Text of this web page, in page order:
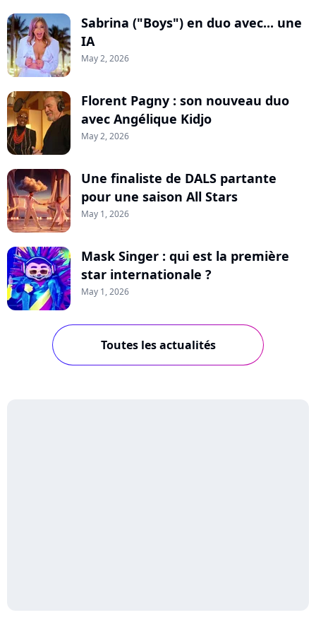
Sabrina ("Boys") en duo avec... une
IA
May 2, 2026
Florent Pagny : son nouveau duo
avec Angélique Kidjo
May 2, 2026
Une finaliste de DALS partante
pour une saison All Stars
May 1, 2026
Mask Singer : qui est la première
star internationale ?
May 1, 2026
Toutes les actualités